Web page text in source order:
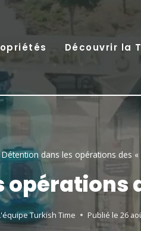
Découvrir la
Détention dans les opérations des «
opérations
Turkish Time Publié le 26